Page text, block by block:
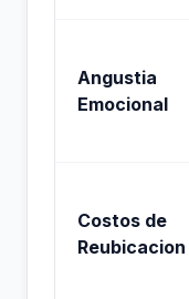
Angustia
Emocional
Costos de
Reubicacion